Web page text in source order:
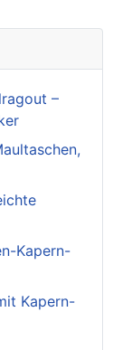
–
Kapern-
Kapern-